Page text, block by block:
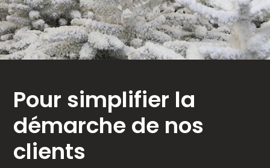
Pour simplifier la
démarche de nos
clients